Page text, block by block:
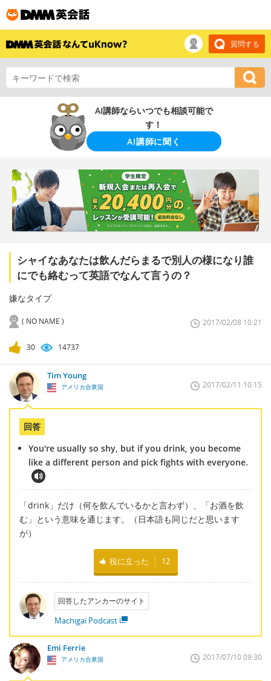
質問する
AI講師ならいつでも相談可能で
す！
AI講師に聞く
シャイなあなたは飲んだらまるで別人の様になり誰
にでも絡むって英語でなんて言うの？
嫌なタイプ
( NO NAME ) 2017/02/08 10:21
30 14737
Tim Young
アメリカ合衆国 2017/02/11 10:15
回答
You're usually so shy, but if you drink, you become
like a different person and pick fights with everyone.
「drink」だけ（何を飲んでいるかと言わず）、「お酒を飲
む」という意味を通じます。（日本語も同じだと思います
が）
役に立った 12
回答したアンカーのサイト
Machigai Podcast
Emi Ferrie
アメリカ合衆国 2017/07/10 09:30